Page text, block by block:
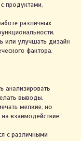
продуктами,
различных
или улучшать дизайн
фактора.
анализировать
выводы.
мелкие, но
взаимодействие
с различными